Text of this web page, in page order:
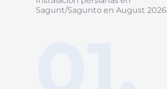
Sagunt/Sagunto en August 2026